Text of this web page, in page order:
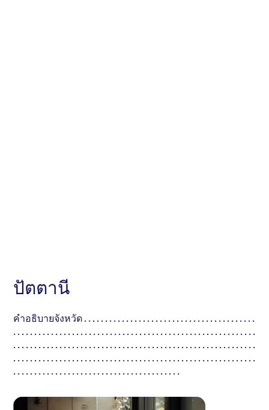
ปัตตานี
คำอธิบายจังหวัด . . . . . . . . . . . . . . . . . . . . . . . . . . . . . . . . . . . . . . . . .
. . . . . . . . . . . . . . . . . . . . . . . . . . . . . . . . . . . . . . . . . . . . . . . . . . . . . . . . . .
. . . . . . . . . . . . . . . . . . . . . . . . . . . . . . . . . . . . . . . . . . . . . . . . . . . . . . . . . .
. . . . . . . . . . . . . . . . . . . . . . . . . . . . . . . . . . . . . . . . . . . . . . . . . . . . . . . . . .
. . . . . . . . . . . . . . . . . . . . . . . . . . . . . . . . . . . . . . . .